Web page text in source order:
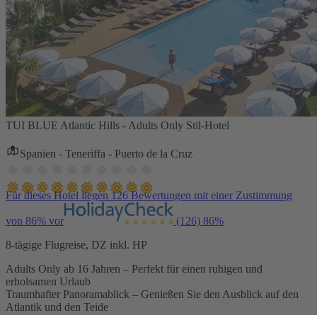
TUI BLUE Atlantic Hills - Adults Only Stil-Hotel
Spanien - Teneriffa - Puerto de la Cruz
Für dieses Hotel liegen 126 Bewertungen mit einer Zustimmung
von 86% vor (126) 86%
8-tägige Flugreise, DZ inkl. HP
Adults Only ab 16 Jahren – Perfekt für einen ruhigen und
erholsamen Urlaub
Traumhafter Panoramablick – Genießen Sie den Ausblick auf den
Atlantik und den Teide